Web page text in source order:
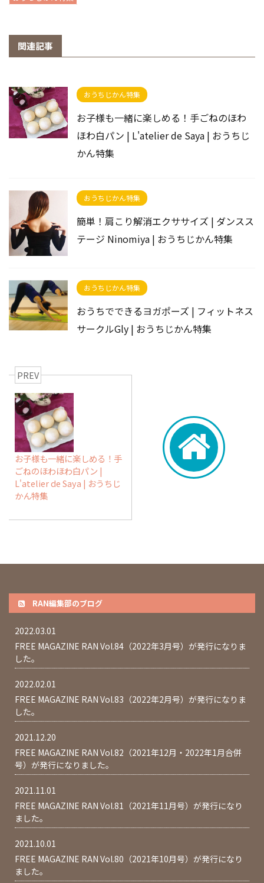
関連記事
おうちじかん特集
お子様も一緒に楽しめる！手ごねのほわ
ほわ白パン | L'atelier de Saya | おうちじ
かん特集
おうちじかん特集
簡単！肩こり解消エクササイズ | ダンスス
テージ Ninomiya | おうちじかん特集
おうちじかん特集
おうちでできるヨガポーズ | フィットネス
サークルGly | おうちじかん特集
PREV
お子様も一緒に楽しめる！手
ごねのほわほわ白パン |
L'atelier de Saya | おうちじ
かん特集
RAN編集部のブログ
2022.03.01
FREE MAGAZINE RAN Vol.84（2022年3月号）が発行になりま
した。
2022.02.01
FREE MAGAZINE RAN Vol.83（2022年2月号）が発行になりま
した。
2021.12.20
FREE MAGAZINE RAN Vol.82（2021年12月・2022年1月合併
号）が発行になりました。
2021.11.01
FREE MAGAZINE RAN Vol.81（2021年11月号）が発行になり
ました。
2021.10.01
FREE MAGAZINE RAN Vol.80（2021年10月号）が発行になり
ました。